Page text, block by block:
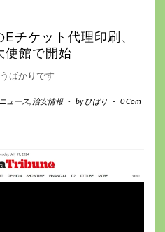
チケット代理印刷、
使館で開始
ばかりです
ュース 治安情報 - byひばり -
0 Com